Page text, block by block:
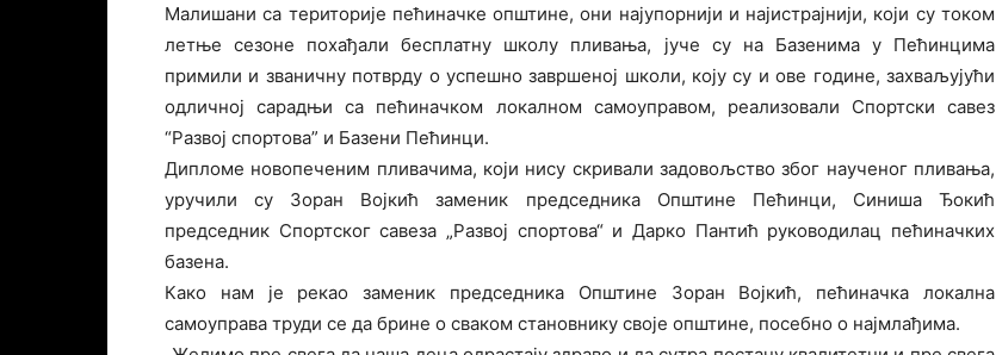
Малишани са територије пећиначке општине, они најупорнији и најистрајнији, који су током
летње сезоне похађали бесплатну школу пливања, јуче су на Базенима у Пећинцима
примили и званичну потврду о успешно завршеној школи, коју су и ове године, захваљујући
одличној сарадњи са пећиначком локалном самоуправом, реализовали Спортски савез
“Развој спортова” и Базени Пећинци.
Дипломе новопеченим пливачима, који нису скривали задовољство због наученог пливања,
уручили су Зоран Војкић заменик председника Општине Пећинци, Синиша Ђокић
председник Спортског савеза „Развој спортова“ и Дарко Пантић руководилац пећиначких
базена.
Како нам је рекао заменик председника Општине Зоран Војкић, пећиначка локална
самоуправа труди се да брине о сваком становнику своје општине, посебно о најмлађима.